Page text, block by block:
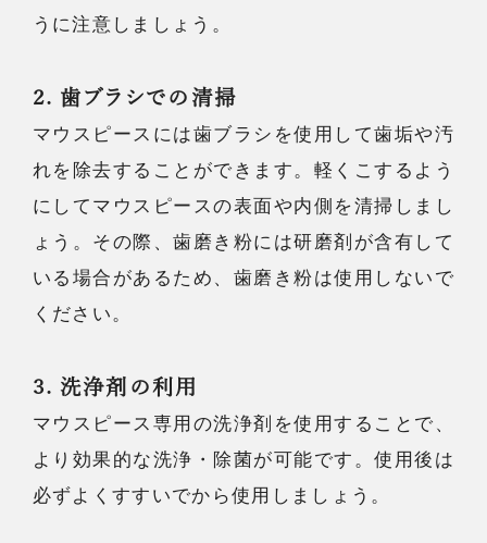
うに注意しましょう。
2. 歯ブラシでの清掃
マウスピースには歯ブラシを使用して歯垢や汚
れを除去することができます。軽くこするよう
にしてマウスピースの表面や内側を清掃しまし
ょう。その際、歯磨き粉には研磨剤が含有して
いる場合があるため、歯磨き粉は使用しないで
ください。
3. 洗浄剤の利用
マウスピース専用の洗浄剤を使用することで、
より効果的な洗浄・除菌が可能です。使用後は
必ずよくすすいでから使用しましょう。